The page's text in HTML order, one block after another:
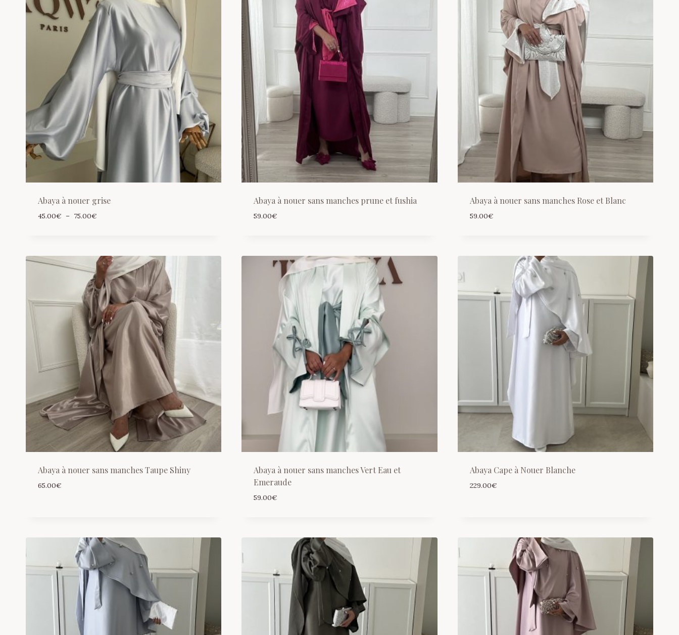
Abaya à nouer grise
45.00€ – 75.00€
à
75.00€
Abaya à nouer sans manches prune et fushia
59.00€
Abaya à nouer sans manches Rose et Blanc
59.00€
Abaya à nouer sans manches Taupe Shiny
65.00€
Abaya à nouer sans manches Vert Eau et
Emeraude
59.00€
Abaya Cape à Nouer Blanche
229.00€